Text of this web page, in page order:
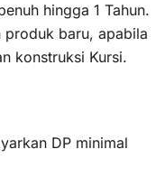
hingga 1 Tahun.
produk baru, apabila
konstruksi Kursi.
DP minimal